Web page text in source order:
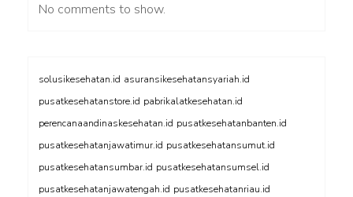
No comments to show.
solusikesehatan.id asuransikesehatansyariah.id
pusatkesehatanstore.id pabrikalatkesehatan.id
perencanaandinaskesehatan.id pusatkesehatanbanten.id
pusatkesehatanjawatimur.id pusatkesehatansumut.id
pusatkesehatansumbar.id pusatkesehatansumsel.id
pusatkesehatanjawatengah.id pusatkesehatanriau.id